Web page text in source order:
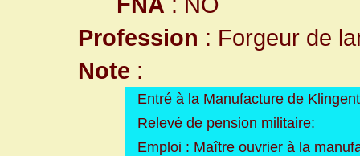
Profession : Forgeur de
Note :
Entré à la Manufacture de
Relevé de pension militaire:
Emploi : Maître ouvrier à la